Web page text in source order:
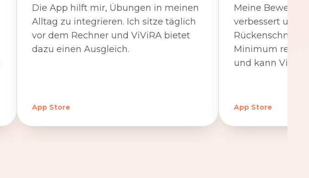
Die App hilft mir, Übungen in meinen
Alltag zu integrieren. Ich sitze täglich
vor dem Rechner und ViViRA bietet
dazu einen Ausgleich.
App Store
Meine
verbessert und
Minimum
und kann
App Store